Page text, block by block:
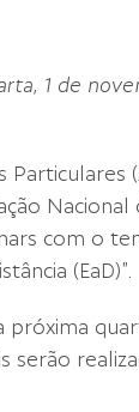
1 de
com o
(EaD)”.